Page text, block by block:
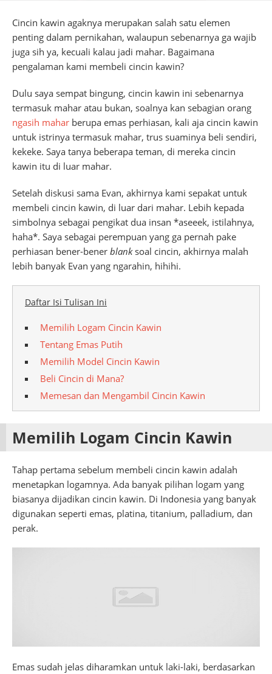
Cincin kawin agaknya merupakan salah satu elemen
penting dalam pernikahan, walaupun sebenarnya ga wajib
juga sih ya, kecuali kalau jadi mahar. Bagaimana
pengalaman kami membeli cincin kawin?
Dulu saya sempat bingung, cincin kawin ini sebenarnya
termasuk mahar atau bukan, soalnya kan sebagian orang
ngasih mahar berupa emas perhiasan, kali aja cincin kawin
untuk istrinya termasuk mahar, trus suaminya beli sendiri,
kekeke. Saya tanya beberapa teman, di mereka cincin
kawin itu di luar mahar.
Setelah diskusi sama Evan, akhirnya kami sepakat untuk
membeli cincin kawin, di luar dari mahar. Lebih kepada
simbolnya sebagai pengikat dua insan *aseeek, istilahnya,
haha*. Saya sebagai perempuan yang ga pernah pake
perhiasan bener-bener blanksoal cincin, akhirnya malah
lebih banyak Evan yang ngarahin, hihihi.
Daftar Isi Tulisan Ini
Memilih Logam Cincin Kawin
Tentang Emas Putih
Memilih Model Cincin Kawin
Beli Cincin di Mana?
Memesan dan Mengambil Cincin Kawin
Memilih Logam Cincin Kawin
Tahap pertama sebelum membeli cincin kawin adalah
menetapkan logamnya. Ada banyak pilihan logam yang
biasanya dijadikan cincin kawin. Di Indonesia yang banyak
digunakan seperti emas, platina, titanium, palladium, dan
perak.
Emas sudah jelas diharamkan untuk laki-laki, berdasarkan